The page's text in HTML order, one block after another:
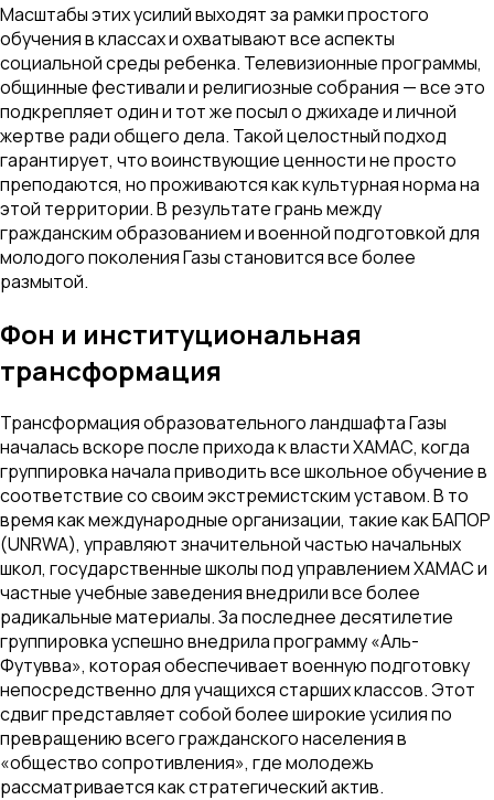
Масштабы этих усилий выходят за рамки простого
обучения в классах и охватывают все аспекты
социальной среды ребенка. Телевизионные программы,
общинные фестивали и религиозные собрания — все это
подкрепляет один и тот же посыл о джихаде и личной
жертве ради общего дела. Такой целостный подход
гарантирует, что воинствующие ценности не просто
преподаются, но проживаются как культурная норма на
этой территории. В результате грань между
гражданским образованием и военной подготовкой для
молодого поколения Газы становится все более
размытой.
Фон и институциональная
трансформация
Трансформация образовательного ландшафта Газы
началась вскоре после прихода к власти ХАМАС, когда
группировка начала приводить все школьное обучение в
соответствие со своим экстремистским уставом. В то
время как международные организации, такие как БАПОР
(UNRWA), управляют значительной частью начальных
школ, государственные школы под управлением ХАМАС и
частные учебные заведения внедрили все более
радикальные материалы. За последнее десятилетие
группировка успешно внедрила программу «Аль-
Футувва», которая обеспечивает военную подготовку
непосредственно для учащихся старших классов. Этот
сдвиг представляет собой более широкие усилия по
превращению всего гражданского населения в
«общество сопротивления», где молодежь
рассматривается как стратегический актив.